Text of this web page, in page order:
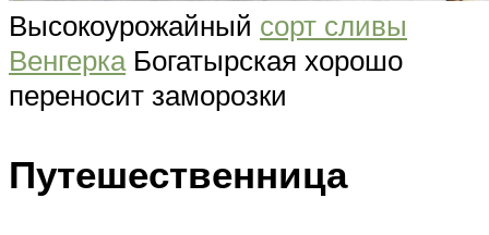
Высокоурожайный сорт сливы
ВенгеркаБогатырская хорошо
переносит заморозки
Путешественница